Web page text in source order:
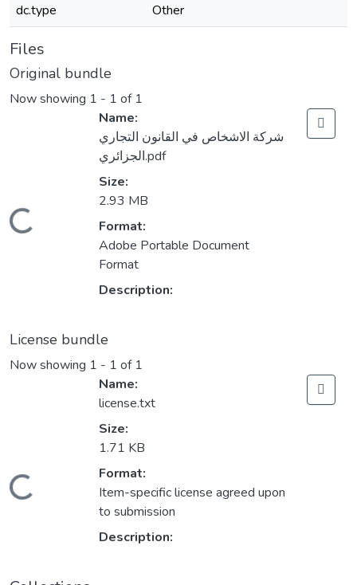
dc.type
Other
Files
Original bundle
Now showing 1 - 1 of 1
Loading...
Name:
شركة الاشخاص في القانون التجاري
الجزائري.pdf
Size:
2.93 MB
Format:
Adobe Portable Document
Format
Description:
License bundle
Now showing 1 - 1 of 1
Loading...
Name:
license.txt
Size:
1.71 KB
Format:
Item-specific license agreed upon
to submission
Description: